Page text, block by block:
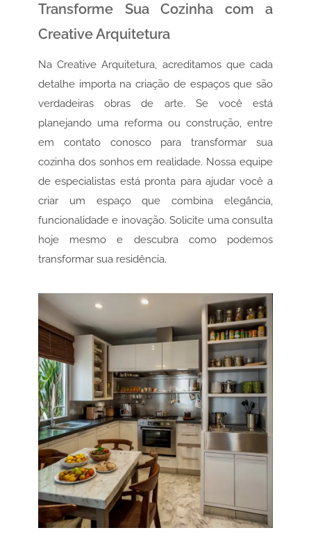
Transforme Sua Cozinha com a
Creative Arquitetura
Na Creative Arquitetura, acreditamos que cada
detalhe importa na criação de espaços que são
verdadeiras obras de arte. Se você está
planejando uma reforma ou construção, entre
em contato conosco para transformar sua
cozinha dos sonhos em realidade. Nossa equipe
de especialistas está pronta para ajudar você a
criar um espaço que combina elegância,
funcionalidade e inovação. Solicite uma consulta
hoje mesmo e descubra como podemos
transformar sua residência.